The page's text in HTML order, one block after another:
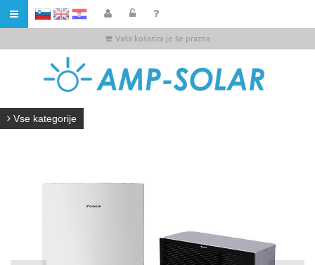
HR
Vaša košarica je še prazna
Vse kategorije